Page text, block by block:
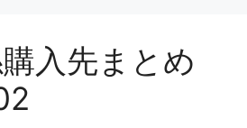
入先まとめ